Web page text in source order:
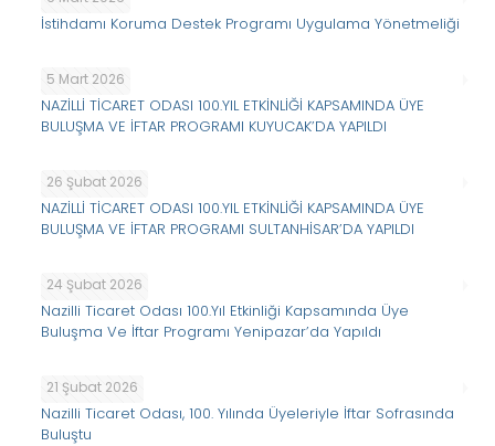
İstihdamı Koruma Destek Programı Uygulama Yönetmeliği
5 Mart 2026
NAZİLLİ TİCARET ODASI 100.YIL ETKİNLİĞİ KAPSAMINDA ÜYE
BULUŞMA VE İFTAR PROGRAMI KUYUCAK’DA YAPILDI
26 Şubat 2026
NAZİLLİ TİCARET ODASI 100.YIL ETKİNLİĞİ KAPSAMINDA ÜYE
BULUŞMA VE İFTAR PROGRAMI SULTANHİSAR’DA YAPILDI
24 Şubat 2026
Nazilli Ticaret Odası 100.Yıl Etkinliği Kapsamında Üye
Buluşma Ve İftar Programı Yenipazar’da Yapıldı
21 Şubat 2026
Nazilli Ticaret Odası, 100. Yılında Üyeleriyle İftar Sofrasında
Buluştu